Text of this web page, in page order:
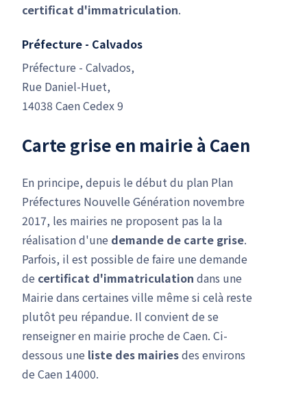
certificat d'immatriculation.
Préfecture - Calvados
Préfecture - Calvados,
Rue Daniel-Huet,
14038 Caen Cedex 9
Carte grise en mairie à Caen
En principe, depuis le début du plan Plan
Préfectures Nouvelle Génération novembre
2017, les mairies ne proposent pas la la
réalisation d'une demande de carte grise.
Parfois, il est possible de faire une demande
de certificat d'immatriculation dans une
Mairie dans certaines ville même si celà reste
plutôt peu répandue. Il convient de se
renseigner en mairie proche de Caen. Ci-
dessous une liste des mairiesdes environs
de Caen 14000.